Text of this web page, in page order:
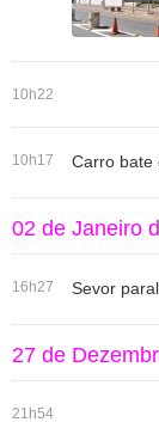
10h22
10h17 Carro bate
02 de Janeiro
16h27 Sevor
27 de
21h54